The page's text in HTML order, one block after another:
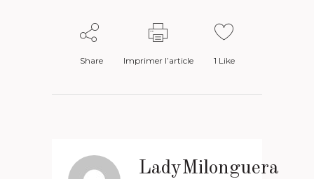
Share Imprimer l’article 1 Like
LadyMilonguera